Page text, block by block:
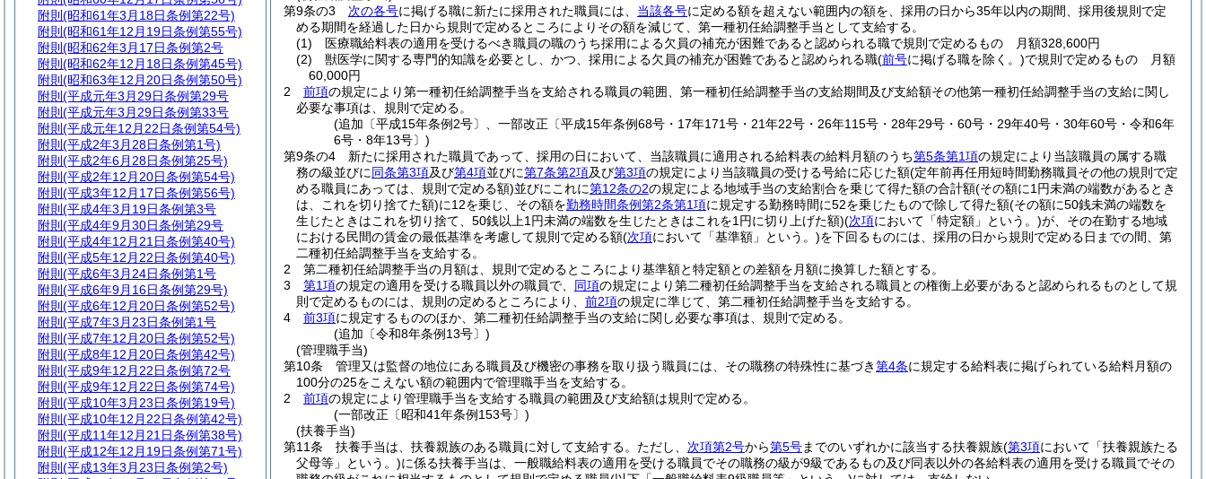
第9条の3
次の各号に掲げる職に新たに採用された職員には、 当該各号に定める額を超えない範囲内の額を、採用の日から35年以内の期間、採用後規則で定
める期間を経過した日から規則で定めるところによりその額を減じて、第一種初任給調整手当として支給する。
(1)
医療職給料表の適用を受けるべき職員の職のうち採用による欠員の補充が困難であると認められる職で規則で定めるもの 月額328,600円
(2)
獣医学に関する専門的知識を必要とし、かつ、採用による欠員の補充が困難であると認められる職(前号に掲げる職を除く。)で規則で定めるもの 月額
60,000円
2
前項の規定により第一種初任給調整手当を支給される職員の範囲、第一種初任給調整手当の支給期間及び支給額その他第一種初任給調整手当の支給に関し
必要な事項は、規則で定める。
(追加〔平成15年条例2号〕、一部改正〔平成15年条例68号・17年171号・21年22号・26年115号・28年29号・60号・29年40号・30年60号・令和6年
6号・8年13号〕)
第9条の4
新たに採用された職員であって、採用の日において、当該職員に適用される給料表の給料月額のうち第5条第1項の規定により当該職員の属する職
務の級並びに同条第3項及び第4項並びに第7条第2項及び第3項の規定により当該職員の受ける号給に応じた額(定年前再任用短時間勤務職員その他の規則で定
める職員にあっては、規則で定める額)並びにこれに第12条の2の規定による地域手当の支給割合を乗じて得た額の合計額(その額に1円未満の端数があるとき
は、これを切り捨てた額)に12を乗じ、その額を勤務時間条例第2条第1項に規定する勤務時間に52を乗じたもので除して得た額(その額に50銭未満の端数を
生じたときはこれを切り捨て、50銭以上1円未満の端数を生じたときはこれを1円に切り上げた額)(次項において「特定額」という。)が、その在勤する地域
における民間の賃金の最低基準を考慮して規則で定める額(次項において「基準額」という。)を下回るものには、採用の日から規則で定める日までの間、第
二種初任給調整手当を支給する。
2
第二種初任給調整手当の月額は、規則で定めるところにより基準額と特定額との差額を月額に換算した額とする。
3
第1項の規定の適用を受ける職員以外の職員で、 同項の規定により第二種初任給調整手当を支給される職員との権衡上必要があると認められるものとして規
則で定めるものには、規則の定めるところにより、 前2項の規定に準じて、第二種初任給調整手当を支給する。
4
前3項に規定するもののほか、第二種初任給調整手当の支給に関し必要な事項は、規則で定める。
(追加〔令和8年条例13号〕)
(管理職手当)
第10条
管理又は監督の地位にある職員及び機密の事務を取り扱う職員には、その職務の特殊性に基づき第4条に規定する給料表に掲げられている給料月額の
100分の25をこえない額の範囲内で管理職手当を支給する。
2
前項の規定により管理職手当を支給する職員の範囲及び支給額は規則で定める。
(一部改正〔昭和41年条例153号〕)
(扶養手当)
第11条
扶養手当は、扶養親族のある職員に対して支給する。 ただし、 次項第2号から第5号までのいずれかに該当する扶養親族(第3項において「扶養親族たる
父母等」という。)に係る扶養手当は、一般職給料表の適用を受ける職員でその職務の級が9級であるもの及び同表以外の各給料表の適用を受ける職員でその
附則 (昭和61年3月18日条例第22号)
附則 (昭和61年12月19日条例第55号)
附則 (昭和62年3月17日条例第2号
附則 (昭和62年12月18日条例第45号)
附則 (昭和63年12月20日条例第50号)
附則 (平成元年3月29日条例第29号
附則 (平成元年3月29日条例第33号
附則 (平成元年12月22日条例第54号)
附則 (平成2年3月28日条例第1号)
附則 (平成2年6月28日条例第25号)
附則 (平成2年12月20日条例第54号)
附則 (平成3年12月17日条例第56号)
附則 (平成4年3月19日条例第3号
附則 (平成4年9月30日条例第29号
附則 (平成4年12月21日条例第40号)
附則 (平成5年12月22日条例第40号)
附則 (平成6年3月24日条例第1号
附則 (平成6年9月16日条例第29号)
附則 (平成6年12月20日条例第52号)
附則 (平成7年3月23日条例第1号
附則 (平成7年12月20日条例第52号)
附則 (平成8年12月20日条例第42号)
附則 (平成9年12月22日条例第72号
附則 (平成9年12月22日条例第74号)
附則 (平成10年3月23日条例第19号)
附則 (平成10年12月22日条例第42号)
附則 (平成11年12月21日条例第38号)
附則 (平成12年12月19日条例第71号)
附則 (平成13年3月23日条例第2号)